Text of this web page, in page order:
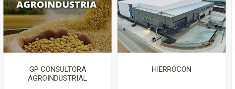
GP CONSULTORA
AGROINDUSTRIAL
HIERROCON